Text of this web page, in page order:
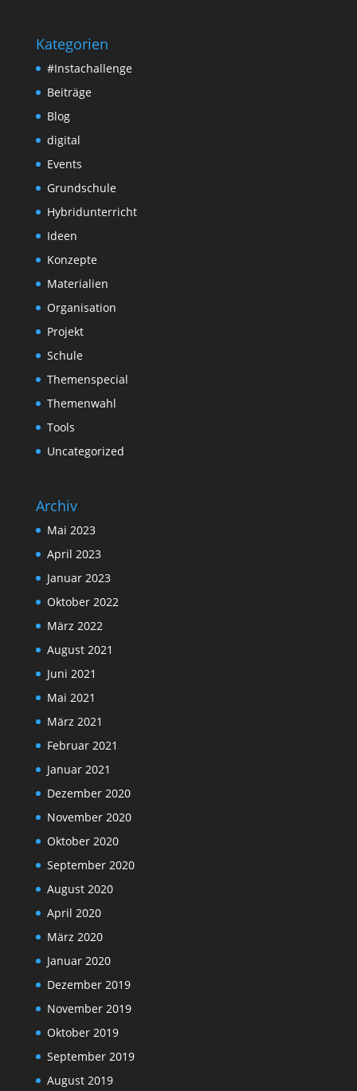
Kategorien
#Instachallenge
Beiträge
Blog
digital
Events
Grundschule
Hybridunterricht
Ideen
Konzepte
Materialien
Organisation
Projekt
Schule
Themenspecial
Themenwahl
Tools
Uncategorized
Archiv
Mai 2023
April 2023
Januar 2023
Oktober 2022
März 2022
August 2021
Juni 2021
Mai 2021
März 2021
Februar 2021
Januar 2021
Dezember 2020
November 2020
Oktober 2020
September 2020
August 2020
April 2020
März 2020
Januar 2020
Dezember 2019
November 2019
Oktober 2019
September 2019
August 2019